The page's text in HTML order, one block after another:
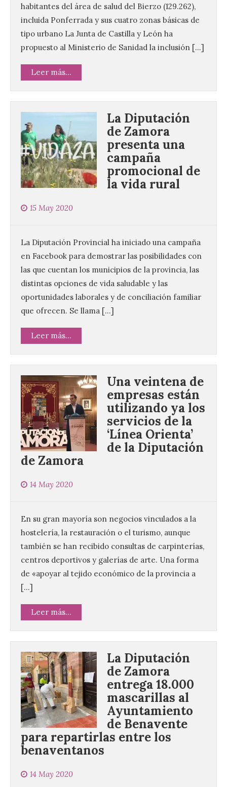
habitantes del área de salud del Bierzo (129.262),
incluida Ponferrada y sus cuatro zonas básicas de
tipo urbano La Junta de Castilla y León ha
propuesto al Ministerio de Sanidad la inclusión […]
Leer más...
La Diputación
de Zamora
presenta una
campaña
promocional de
la vida rural
15 May 2020
La Diputación Provincial ha iniciado una campaña
en Facebook para demostrar las posibilidades con
las que cuentan los municipios de la provincia, las
distintas opciones de vida saludable y las
oportunidades laborales y de conciliación familiar
que ofrecen. Se llama […]
Leer más...
Una veintena de
empresas están
utilizando ya los
servicios de la
‘Línea Orienta’
de la Diputación
de Zamora
14 May 2020
En su gran mayoría son negocios vinculados a la
hostelería, la restauración o el turismo, aunque
también se han recibido consultas de carpinterías,
centros deportivos y galerías de arte. Una forma
de «apoyar al tejido económico de la provincia a
[…]
Leer más...
La Diputación
de Zamora
entrega 18.000
mascarillas al
Ayuntamiento
de Benavente
para repartirlas entre los
benaventanos
14 May 2020